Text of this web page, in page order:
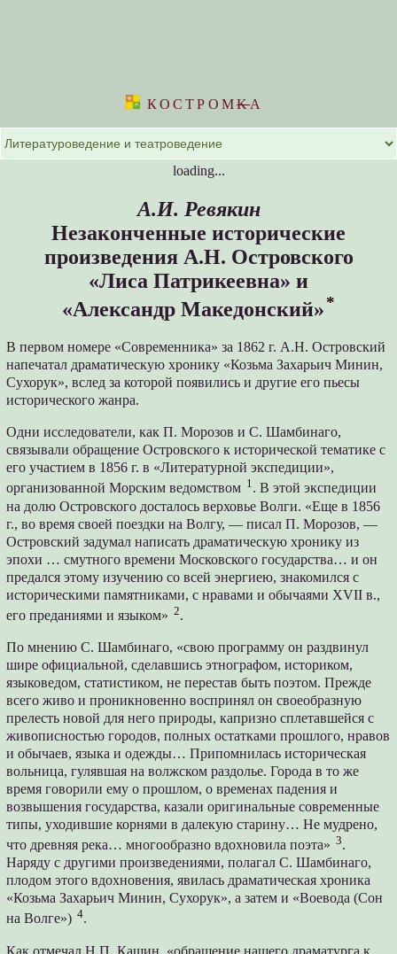
КОСТРОМKА
loading...
А.И. Ревякин
Незаконченные исторические
произведения А.Н. Островского
«Лиса Патрикеевна» и
«Александр Македонский»*
В первом номере «Современника» за 1862 г. А.Н. Островский
напечатал драматическую хронику «Козьма Захарьич Минин,
Сухорук», вслед за которой появились и другие его пьесы
исторического жанра.
Одни исследователи, как П. Морозов и С. Шамбинаго,
связывали обращение Островского к исторической тематике с
его участием в 1856 г. в «Литературной экспедиции»,
организованной Морским ведомством 1. В этой экспедиции
на долю Островского досталось верховье Волги. «Еще в 1856
г., во время своей поездки на Волгу, — писал П. Морозов, —
Островский задумал написать драматическую хронику из
эпохи … смутного времени Московского государства… и он
предался этому изучению со всей энергиею, знакомился с
историческими памятниками, с нравами и обычаями XVII в.,
его преданиями и языком» 2.
По мнению С. Шамбинаго, «свою программу он раздвинул
шире официальной, сделавшись этнографом, историком,
языковедом, статистиком, не перестав быть поэтом. Прежде
всего живо и проникновенно воспринял он своеобразную
прелесть новой для него природы, капризно сплетавшейся с
живописностью городов, полных остатками прошлого, нравов
и обычаев, языка и одежды… Припомнилась историческая
вольница, гулявшая на волжском раздолье. Города в то же
время говорили ему о прошлом, о временах падения и
возвышения государства, казали оригинальные современные
типы, уходившие корнями в далекую старину… Не мудрено,
что древняя река… многообразно вдохновила поэта» 3.
Наряду с другими произведениями, полагал С. Шамбинаго,
плодом этого вдохновения, явилась драматическая хроника
«Козьма Захарьич Минин, Сухорук», а затем и «Воевода (Сон
на Волге») 4.
Как отмечал Н.П. Кашин, «обращение нашего драматурга к